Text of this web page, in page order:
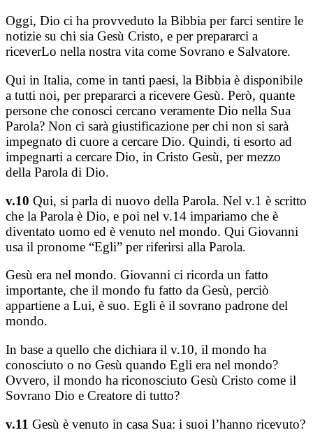
Oggi, Dio ci ha provveduto la Bibbia per farci sentire le
notizie su chi sia Gesù Cristo, e per prepararci a
riceverLo nella nostra vita come Sovrano e Salvatore.
Qui in Italia, come in tanti paesi, la Bibbia è disponibile
a tutti noi, per prepararci a ricevere Gesù. Però, quante
persone che conosci cercano veramente Dio nella Sua
Parola? Non ci sarà giustificazione per chi non si sarà
impegnato di cuore a cercare Dio. Quindi, ti esorto ad
impegnarti a cercare Dio, in Cristo Gesù, per mezzo
della Parola di Dio.
v.10 Qui, si parla di nuovo della Parola. Nel v.1 è scritto
che la Parola è Dio, e poi nel v.14 impariamo che è
diventato uomo ed è venuto nel mondo. Qui Giovanni
usa il pronome “Egli” per riferirsi alla Parola.
Gesù era nel mondo. Giovanni ci ricorda un fatto
importante, che il mondo fu fatto da Gesù, perciò
appartiene a Lui, è suo. Egli è il sovrano padrone del
mondo.
In base a quello che dichiara il v.10, il mondo ha
conosciuto o no Gesù quando Egli era nel mondo?
Ovvero, il mondo ha riconosciuto Gesù Cristo come il
Sovrano Dio e Creatore di tutto?
v.11 Gesù è venuto in casa Sua: i suoi l’hanno ricevuto?